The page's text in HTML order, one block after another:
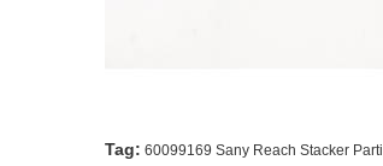
Tag: 60099169 Sany Reach Stacker Parti